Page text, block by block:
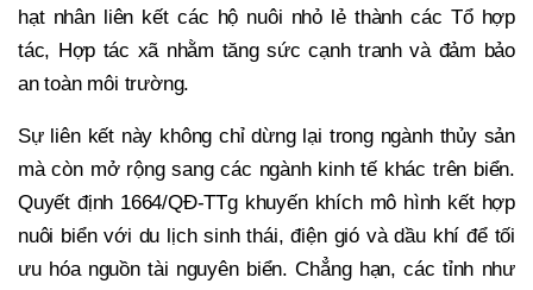
hạt nhân liên kết các hộ nuôi nhỏ lẻ thành các Tổ hợp
tác, Hợp tác xã nhằm tăng sức cạnh tranh và đảm bảo
an toàn môi trường.
Sự liên kết này không chỉ dừng lại trong ngành thủy sản
mà còn mở rộng sang các ngành kinh tế khác trên biển.
Quyết định 1664/QĐ-TTg khuyến khích mô hình kết hợp
nuôi biển với du lịch sinh thái, điện gió và dầu khí để tối
ưu hóa nguồn tài nguyên biển. Chẳng hạn, các tỉnh như